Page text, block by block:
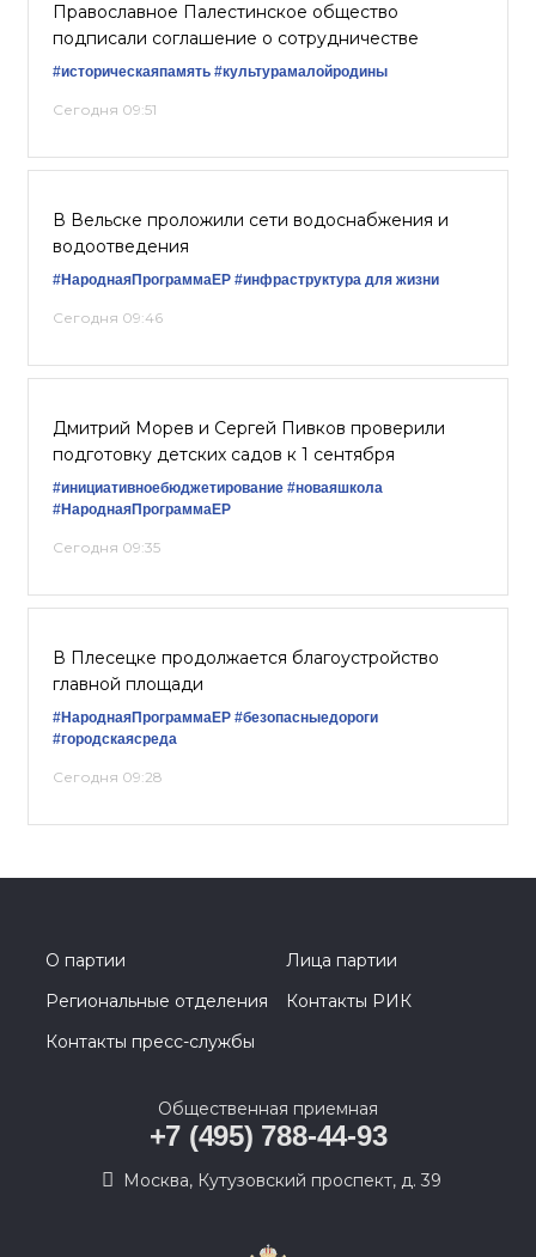
Православное Палестинское общество
подписали соглашение о сотрудничестве
#историческаяпамять #культурамалойродины
Сегодня 09:51
В Вельске проложили сети водоснабжения и
водоотведения
#НароднаяПрограммаЕР #инфраструктура для жизни
Сегодня 09:46
Дмитрий Морев и Сергей Пивков проверили
подготовку детских садов к 1 сентября
#инициативноебюджетирование #новаяшкола
#НароднаяПрограммаЕР
Сегодня 09:35
В Плесецке продолжается благоустройство
главной площади
#НароднаяПрограммаЕР #безопасныедороги
#городскаясреда
Сегодня 09:28
О партии
Лица партии
Региональные отделения
Контакты РИК
Контакты пресс-службы
Общественная приемная
+7 (495) 788-44-93
Москва, Кутузовский проспект, д. 39